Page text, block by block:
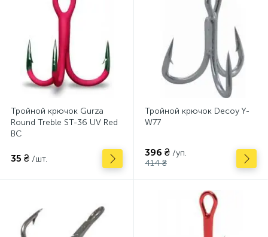
Тройной крючок Gurza
Round Treble ST-36 UV Red
BC
35 ₴ /шт.
Тройной крючок Decoy Y-
W77
396 ₴ /уп.
414 ₴